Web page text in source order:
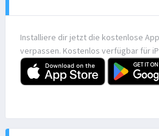
Installiere dir jetzt die kostenlose
verpassen. Kostenlos verfügbar für